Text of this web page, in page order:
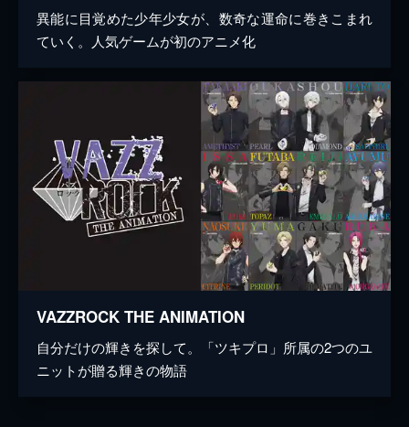
異能に目覚めた少年少女が、数奇な運命に巻きこまれ
ていく。人気ゲームが初のアニメ化
VAZZROCK THE ANIMATION
自分だけの輝きを探して。「ツキプロ」所属の2つのユ
ニットが贈る輝きの物語